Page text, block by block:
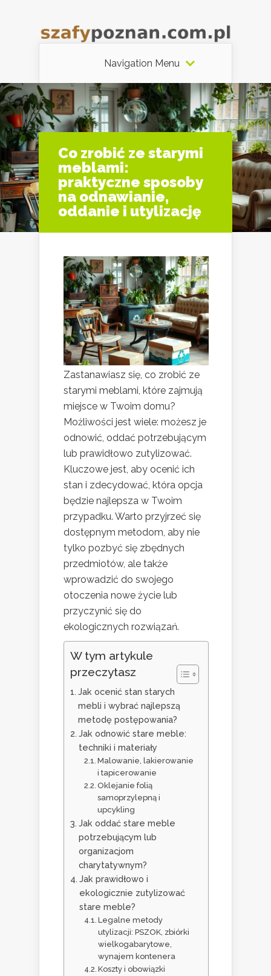
Navigation Menu
Co zrobić ze starymi
meblami:
praktyczne sposoby
na odnawianie,
oddanie i utylizację
Zastanawiasz się, co zrobić ze
starymi meblami, które zajmują
miejsce w Twoim domu?
Możliwości jest wiele: możesz je
odnowić, oddać potrzebującym
lub prawidłowo zutylizować.
Kluczowe jest, aby ocenić ich
stan i zdecydować, która opcja
będzie najlepsza w Twoim
przypadku. Warto przyjrzeć się
dostępnym metodom, aby nie
tylko pozbyć się zbędnych
przedmiotów, ale także
wprowadzić do swojego
otoczenia nowe życie lub
przyczynić się do
ekologicznych rozwiązań.
W tym artykule
przeczytasz
Jak ocenić stan starych
mebli i wybrać najlepszą
metodę postępowania?
Jak odnowić stare meble:
techniki i materiały
Malowanie, lakierowanie
i tapicerowanie
Oklejanie folią
samoprzylepną i
upcykling
Jak oddać stare meble
potrzebującym lub
organizacjom
charytatywnym?
Jak prawidłowo i
ekologicznie zutylizować
stare meble?
Legalne metody
utylizacji: PSZOK, zbiórki
wielkogabarytowe,
wynajem kontenera
Koszty i obowiązki